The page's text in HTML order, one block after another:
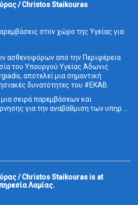
/ Christos Staikouras
στον χώρο της Υγείας για
ασθενοφόρων από την Περιφέρεια
του Υπουργού Υγείας Άδωνις
αποτελεί μια σημαντική
δυνατότητες του #ΕΚΑΒ.
σειρά παρεμβάσεων και
για την αναβάθμιση των υπηρ ...
/ Christos Staikouras is at
Λαμίας.